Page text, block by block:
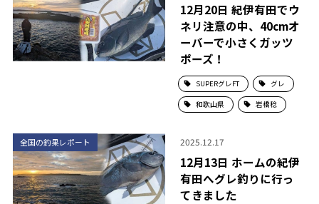
12月20日 紀伊有田でウ
ネリ注意の中、40cmオ
ーバーで小さくガッツ
ポーズ！
SUPERグレFT グレ
和歌山県 岩橋稔
全国の釣果レポート 2025.12.17
12月13日 ホームの紀伊
有田へグレ釣りに行っ
てきました